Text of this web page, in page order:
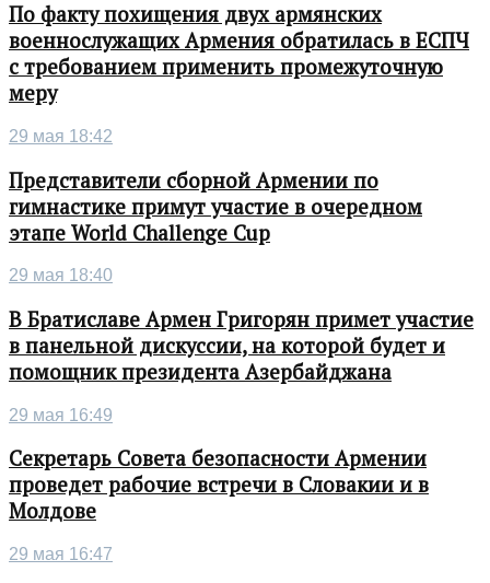
По факту похищения двух армянских
военнослужащих Армения обратилась в ЕСПЧ
с требованием применить промежуточную
меру
29 мая 18:42
Представители сборной Армении по
гимнастике примут участие в очередном
этапе World Challenge Cup
29 мая 18:40
В Братиславе Армен Григорян примет участие
в панельной дискуссии, на которой будет и
помощник президента Азербайджана
29 мая 16:49
Секретарь Совета безопасности Армении
проведет рабочие встречи в Словакии и в
Молдове
29 мая 16:47